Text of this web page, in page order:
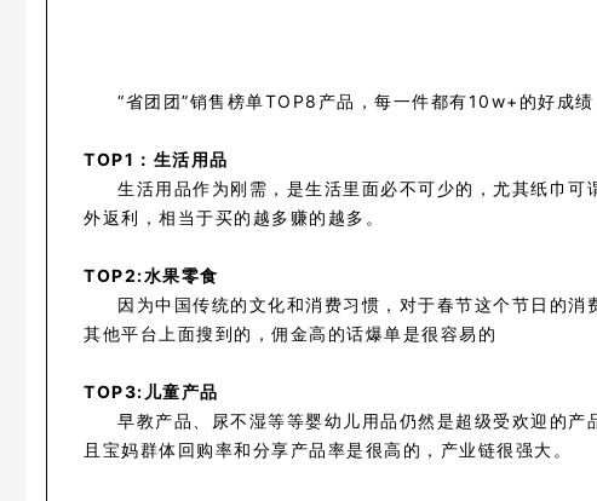
“省团团”销售榜单TOP8产品，每一件都有10w+的好成
TOP1：生活用品
生活用品作为刚需，是生活里面必不可少的，尤其纸巾
外返利，相当于买的越多赚的越多。
TOP2:水果零食
因为中国传统的文化和消费习惯，对于春节这个节日的
其他平台上面搜到的，佣金高的话爆单是很容易的
TOP3:儿童产品
早教产品、尿不湿等等婴幼儿用品仍然是超级受欢迎的
且宝妈群体回购率和分享产品率是很高的，产业链很强大。